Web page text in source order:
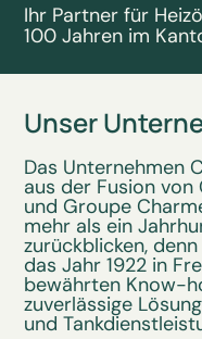
Ihr Partner für
100 Jahren im
Unser
Das Unternehmen
aus der Fusion von
und Groupe
mehr als ein
zurückblicken,
das Jahr 1922 in
bewährten Know-
zuverlässige
und